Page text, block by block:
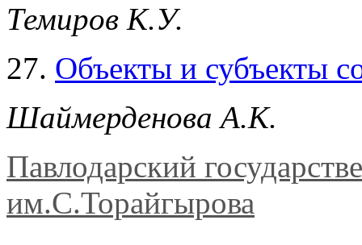
Темиров К.У.
27. Объекты и субъекты
Шаймерденова А.К.
Павлодарский
им.С.Торайгырова